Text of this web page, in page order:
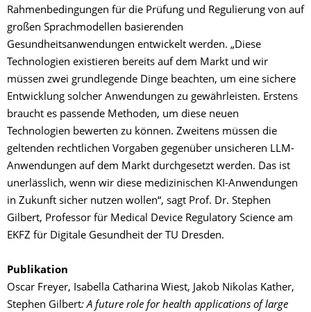
Rahmenbedingungen für die Prüfung und Regulierung von auf
großen Sprachmodellen basierenden
Gesundheitsanwendungen entwickelt werden. „Diese
Technologien existieren bereits auf dem Markt und wir
müssen zwei grundlegende Dinge beachten, um eine sichere
Entwicklung solcher Anwendungen zu gewährleisten. Erstens
braucht es passende Methoden, um diese neuen
Technologien bewerten zu können. Zweitens müssen die
geltenden rechtlichen Vorgaben gegenüber unsicheren LLM-
Anwendungen auf dem Markt durchgesetzt werden. Das ist
unerlässlich, wenn wir diese medizinischen KI-Anwendungen
in Zukunft sicher nutzen wollen“, sagt Prof. Dr. Stephen
Gilbert, Professor für Medical Device Regulatory Science am
EKFZ für Digitale Gesundheit der TU Dresden.
Publikation
Oscar Freyer, Isabella Catharina Wiest, Jakob Nikolas Kather,
Stephen Gilbert:A future role for health applications of large